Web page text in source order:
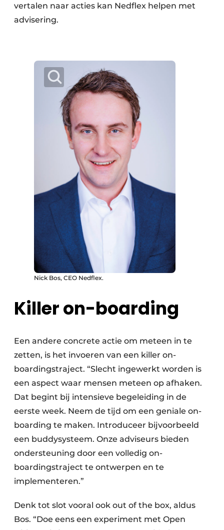
vertalen naar acties kan Nedflex helpen met
advisering.
Nick Bos, CEO Nedflex.
Killer on-boarding
Een andere concrete actie om meteen in te
zetten, is het invoeren van een killer on-
boardingstraject. “Slecht ingewerkt worden is
een aspect waar mensen meteen op afhaken.
Dat begint bij intensieve begeleiding in de
eerste week. Neem de tijd om een geniale on-
boarding te maken. Introduceer bijvoorbeeld
een buddysysteem. Onze adviseurs bieden
ondersteuning door een volledig on-
boardingstraject te ontwerpen en te
implementeren.”
Denk tot slot vooral ook out of the box, aldus
Bos. “Doe eens een experiment met Open